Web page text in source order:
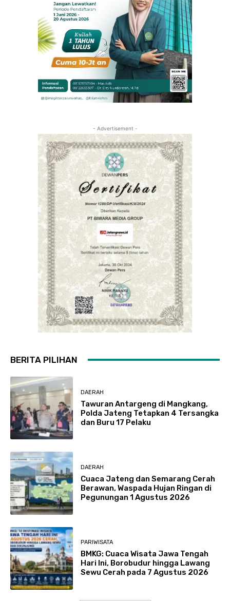
- Advertisement -
BERITA PILIHAN
DAERAH
Tawuran Antargeng di Mangkang,
Polda Jateng Tetapkan 4 Tersangka
dan Buru 17 Pelaku
DAERAH
Cuaca Jateng dan Semarang Cerah
Berawan, Waspada Hujan Ringan di
Pegunungan 1 Agustus 2026
PARIWISATA
BMKG: Cuaca Wisata Jawa Tengah
Hari Ini, Borobudur hingga Lawang
Sewu Cerah pada 7 Agustus 2026